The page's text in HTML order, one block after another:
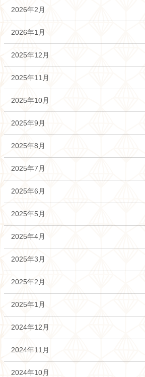
2026年2月
2026年1月
2025年12月
2025年11月
2025年10月
2025年9月
2025年8月
2025年7月
2025年6月
2025年5月
2025年4月
2025年3月
2025年2月
2025年1月
2024年12月
2024年11月
2024年10月